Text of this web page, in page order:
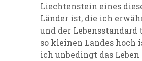
Liechtenstein eines
Länder ist, die ich
und der Lebensstandard
so kleinen Landes hoch
ich unbedingt das